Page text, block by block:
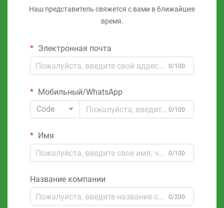
Наш представитель свяжется с вами в ближайшее
время.
Электронная почта
0/100
Мобильный/WhatsApp
Code
0/100
Имя
0/100
Название компании
0/200